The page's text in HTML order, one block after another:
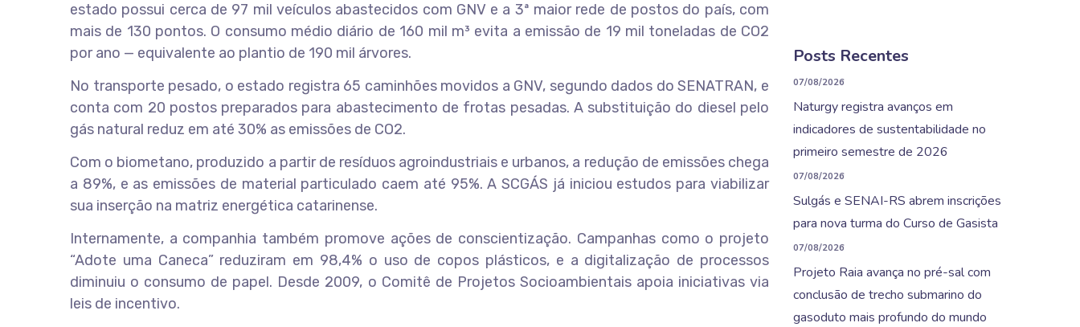
estado possui cerca de 97 mil veículos abastecidos com GNV e a 3ª maior rede de postos do país, com
mais de 130 pontos. O consumo médio diário de 160 mil m³ evita a emissão de 19 mil toneladas de CO2
por ano — equivalente ao plantio de 190 mil árvores.
No transporte pesado, o estado registra 65 caminhões movidos a GNV, segundo dados do SENATRAN, e
conta com 20 postos preparados para abastecimento de frotas pesadas. A substituição do diesel pelo
gás natural reduz em até 30% as emissões de CO2.
Com o biometano, produzido a partir de resíduos agroindustriais e urbanos, a redução de emissões chega
a 89%, e as emissões de material particulado caem até 95%. A SCGÁS já iniciou estudos para viabilizar
sua inserção na matriz energética catarinense.
Internamente, a companhia também promove ações de conscientização. Campanhas como o projeto
“Adote uma Caneca” reduziram em 98,4% o uso de copos plásticos, e a digitalização de processos
diminuiu o consumo de papel. Desde 2009, o Comitê de Projetos Socioambientais apoia iniciativas via
leis de incentivo.
Posts Recentes
07/08/2026
Naturgy registra avanços em
indicadores de sustentabilidade no
primeiro semestre de 2026
07/08/2026
Sulgás e SENAI-RS abrem inscrições
para nova turma do Curso de Gasista
07/08/2026
Projeto Raia avança no pré-sal com
conclusão de trecho submarino do
gasoduto mais profundo do mundo